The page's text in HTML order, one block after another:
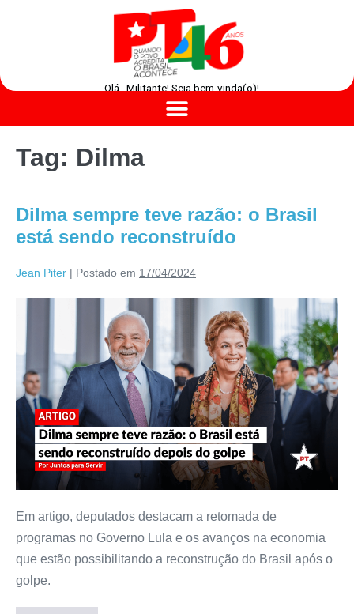
Olá , Militante! Seja bem-vinda(o)!
Tag: Dilma
Dilma sempre teve razão: o Brasil
está sendo reconstruído
Jean Piter | Postado em 17/04/2024
Em artigo, deputados destacam a retomada de
programas no Governo Lula e os avanços na economia
que estão possibilitando a reconstrução do Brasil após o
golpe.